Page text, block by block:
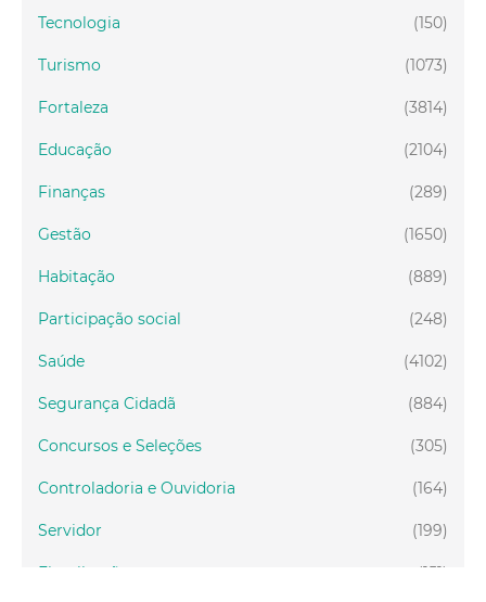
(150)
Tecnologia
(1073)
Turismo
(3814)
Fortaleza
(2104)
Educação
(289)
Finanças
(1650)
Gestão
(889)
Habitação
(248)
Participação social
(4102)
Saúde
(884)
Segurança Cidadã
(305)
Concursos e Seleções
(164)
Controladoria e Ouvidoria
(199)
Servidor
(151)
Fiscalização